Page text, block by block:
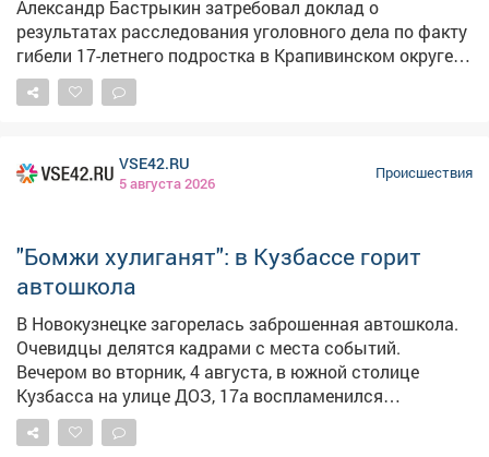
Александр Бастрыкин затребовал доклад о
результатах расследования уголовного дела по факту
гибели 17-летнего подростка в Крапивинском округе.
Поводом для вмешательства главы ведомства стали
публикации в СМИ, в которых родственники
Выстрелили охотники якобы с близкого расстояния с
использованием фонаря и тепловизора. Родственники
перепутать человека с мелким животным, и
опасаются, что виновные могут избежать
справедливого наказания. Ранее по данному факту
следователи расследовали уголовное дело в
отношении трёх лиц. Им предъявлено обвинение по
статье 109 УК РФ (причинение смерти по
неосторожности) и статье 258 УК РФ (незаконная
охота). Недавно им продлили арест в СИЗО. Фото:
соцсети
VSE42.RU
5 августа 2026
Происшествия
"Бомжи хулиганят": в Кузбассе горит
автошкола
В Новокузнецке загорелась заброшенная автошкола.
Очевидцы делятся кадрами с места событий.
Вечером во вторник, 4 августа, в южной столице
Кузбасса на улице ДОЗ, 17а воспламенился
заброшенный дом. По сообщениям пользователей
соцсетей, горит бывшая автошкола, а виноваты,